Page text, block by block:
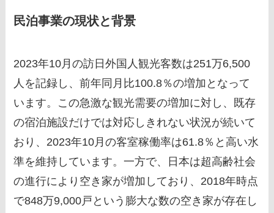
民泊事業の現状と背景
2023年10月の訪日外国人観光客数は251万6,500
人を記録し、前年同月比100.8％の増加となって
います。この急激な観光需要の増加に対し、既存
の宿泊施設だけでは対応しきれない状況が続いて
おり、2023年10月の客室稼働率は61.8％と高い水
準を維持しています。一方で、日本は超高齢社会
の進行により空き家が増加しており、2018年時点
で848万9,000戸という膨大な数の空き家が存在し